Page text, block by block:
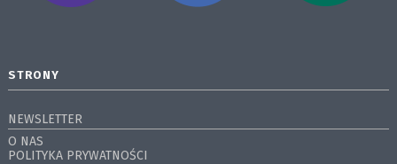
STRONY
NEWSLETTER
O NAS
POLITYKA PRYWATNOŚCI